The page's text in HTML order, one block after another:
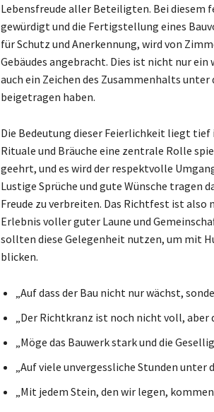
Lebensfreude aller Beteiligten. Bei
gewürdigt und die Fertigstellung eines
für Schutz und Anerkennung, wird von
Gebäudes angebracht. Dies ist nicht nur
auch ein Zeichen des Zusammenhalts
beigetragen haben.
Die Bedeutung dieser Feierlichkeit liegt
Rituale und Bräuche eine zentrale Rolle
geehrt, und es wird der respektvolle
Lustige Sprüche und gute Wünsche tragen
Freude zu verbreiten. Das Richtfest ist
Erlebnis voller guter Laune und
sollten diese Gelegenheit nutzen, um mit
blicken.
„Auf dass der Bau nicht nur wächst,
„Der Richtkranz ist noch nicht voll,
„Möge das Bauwerk stark und die
„Auf viele unvergessliche Stunden unter
„Mit jedem Stein, den wir legen,